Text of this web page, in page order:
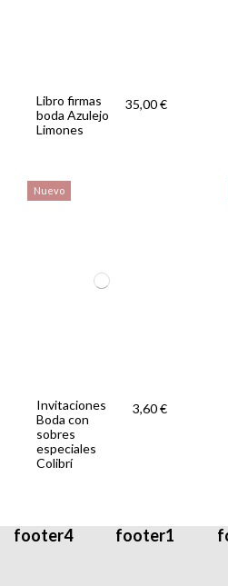
Libro firmas
boda Azulejo
Limones
35,00 €
Nuevo
Invitaciones
Boda con
sobres
especiales
Colibrí
3,60 €
footer4 footer1